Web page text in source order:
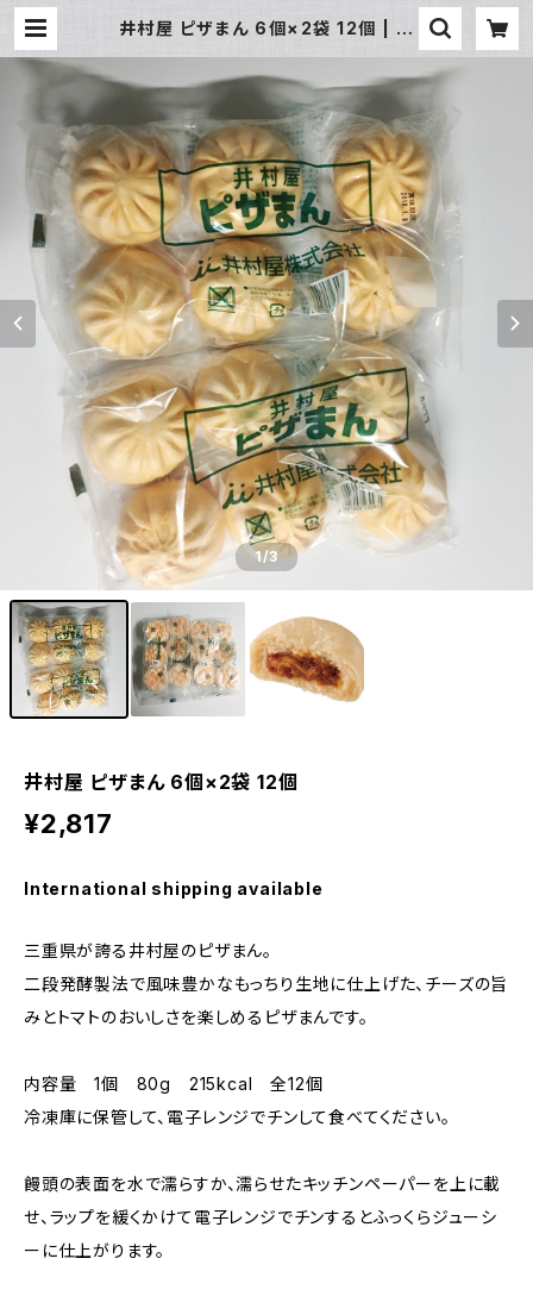
井村屋 ピザまん 6個×2袋 12個 | 氷
1/3
井村屋 ピザまん 6個×2袋 12個
¥2,817
International shipping available
三重県が誇る井村屋のピザまん。
二段発酵製法で風味豊かなもっちり生地に仕上げた、チーズの旨
みとトマトのおいしさを楽しめるピザまんです。
内容量 1個 80g 215kcal 全12個
冷凍庫に保管して、電子レンジでチンして食べてください。
饅頭の表面を水で濡らすか、濡らせたキッチンペーパーを上に載
せ、ラップを緩くかけて電子レンジでチンするとふっくらジューシ
ーに仕上がります。